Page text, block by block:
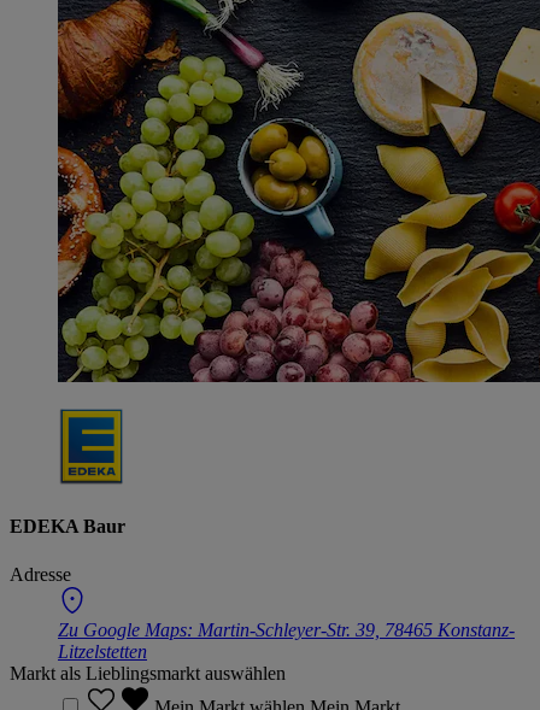
EDEKA Baur
Adresse
Zu Google Maps: Martin-Schleyer-Str. 39, 78465 Konstanz-
Litzelstetten
Markt als Lieblingsmarkt auswählen